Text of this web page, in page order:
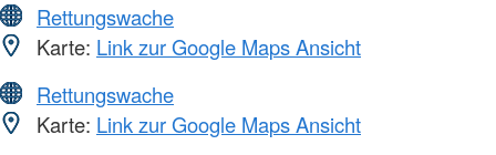
Rettungswache
Karte: Link zur Google Maps Ansicht
Rettungswache
Karte: Link zur Google Maps Ansicht